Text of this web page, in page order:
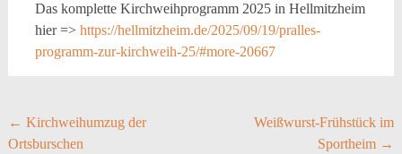
Das komplette Kirchweihprogramm 2025 in Hellmitzheim
hier => https://hellmitzheim.de/2025/09/19/pralles-
programm-zur-kirchweih-25/#more-20667
Post
← Kirchweihumzug der
Ortsburschen
Weißwurst-Frühstück im
Sportheim →